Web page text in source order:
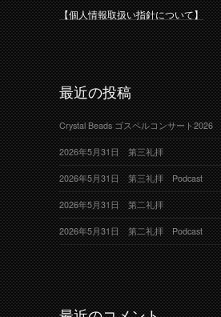
【個人情報取扱い指針について】
最近の投稿
Crystal Beads ゴスペルコンサート2026
2026年5月31日 第三礼拝
2026年5月31日 第三礼拝 Podcast
2026年5月31日 第二礼拝
2026年5月31日 第二礼拝 Podcast